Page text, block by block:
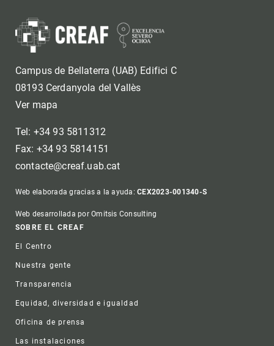
Campus de Bellaterra (UAB) Edifici C
08193 Cerdanyola del Vallès
Ver mapa
Tel: +34 93 5811312
Fax: +34 93 5814151
contacte@creaf.uab.cat
Web elaborada gracias a la ayuda:CEX2023-001340-S
Web desarrollada por Omitsis Consulting
Footer
SOBRE EL CREAF
El Centro
Nuestra gente
Transparencia
Equidad, diversidad e igualdad
Oficina de prensa
Las instalaciones